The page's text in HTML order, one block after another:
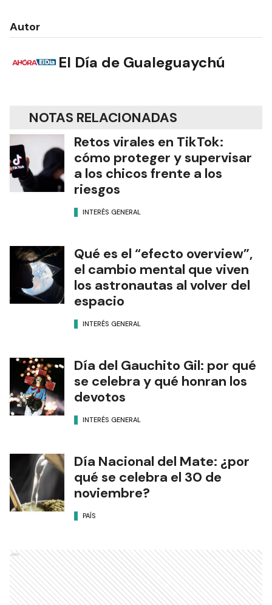
Autor
El Día de Gualeguaychú
NOTAS RELACIONADAS
Retos virales en TikTok:
cómo proteger y supervisar
a los chicos frente a los
riesgos
INTERÉS GENERAL
Qué es el “efecto overview”,
el cambio mental que viven
los astronautas al volver del
espacio
INTERÉS GENERAL
Día del Gauchito Gil: por qué
se celebra y qué honran los
devotos
INTERÉS GENERAL
Día Nacional del Mate: ¿por
qué se celebra el 30 de
noviembre?
PAÍS
Ads